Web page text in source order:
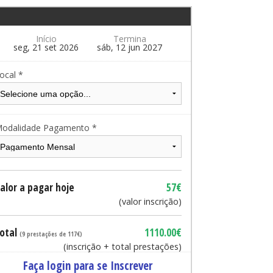
Início
seg, 21 set 2026
Termina
sáb, 12 jun 2027
*
Pagamento *
a pagar hoje 57€
(valor inscrição)
(9 prestações de 117€) 1110.00€
(inscrição + total prestações)
Faça login para se Inscrever